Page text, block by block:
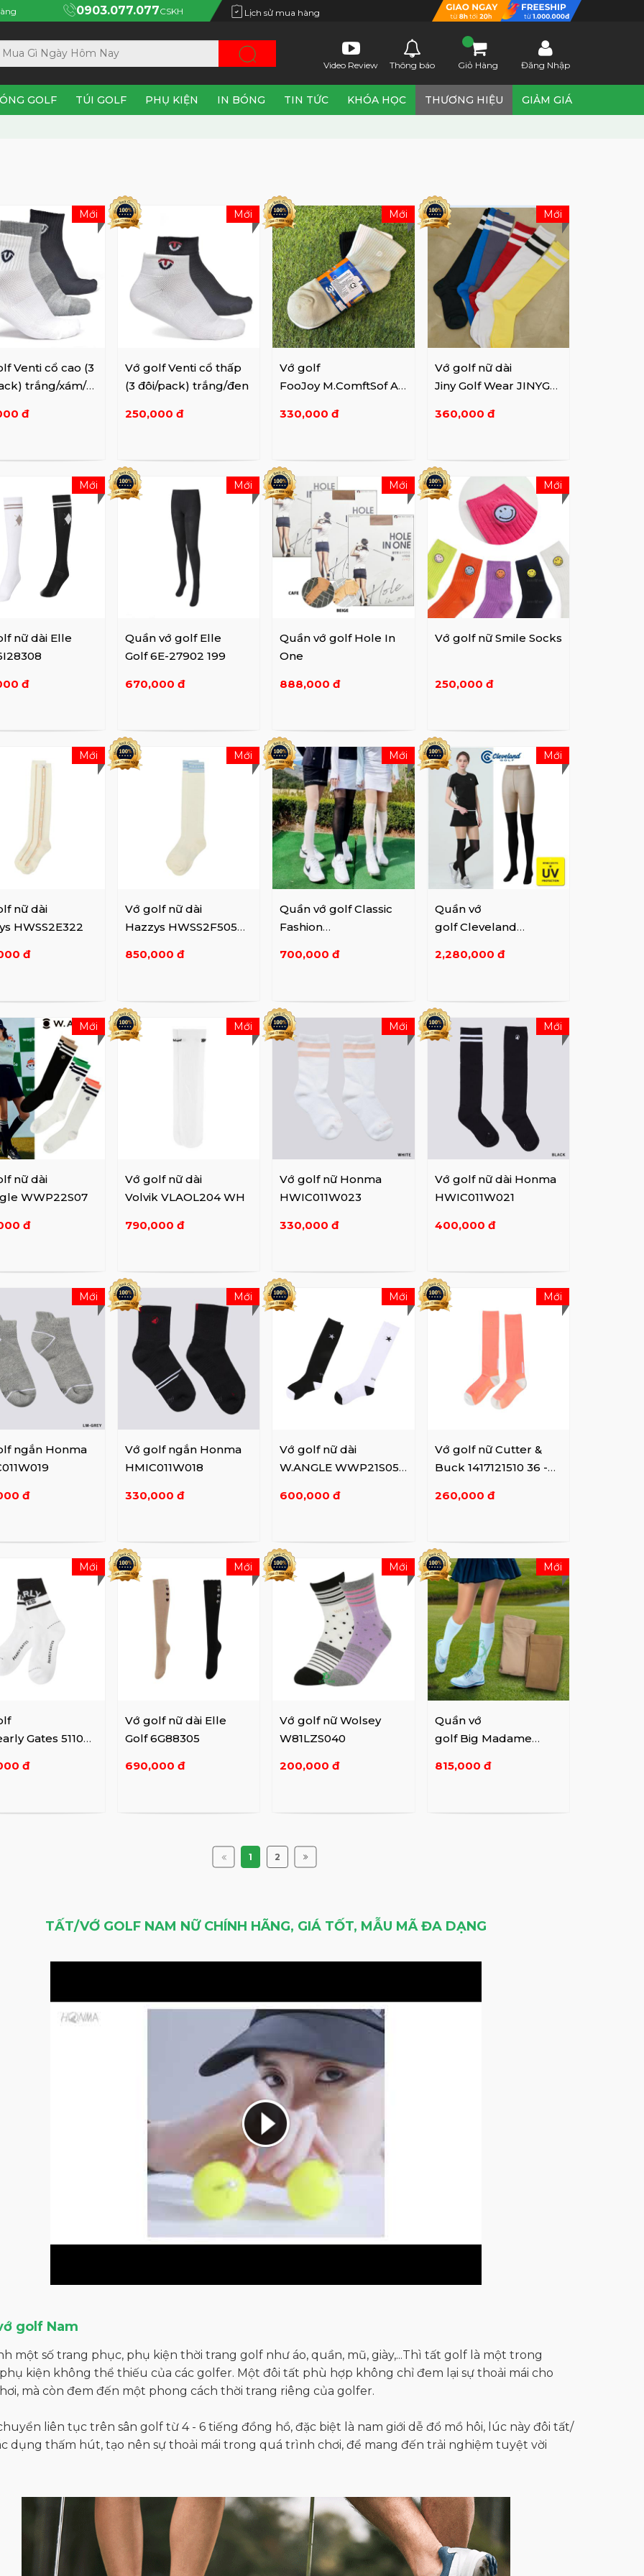
0903.077.077CSKH Lịch sử mua hàng
Video Review Thông báo Giỏ Hàng Đăng Nhập
GOLF TÚI GOLF PHỤ KIỆN IN BÓNG TIN TỨC KHÓA HỌC THƯƠNG HIỆU GIẢM GIÁ
Venti cổ cao (3
trắng/xám/
đ
Mới
Vớ golf Venti cổ thấp
(3 đôi/pack) trắng/đen
250,000 đ
Mới
Vớ golf
FooJoy M.ComftSof AS
330,000 đ
Mới
Vớ golf nữ dài
Jiny Golf Wear JINYGO
360,000 đ
Mới
nữ dài Elle
đ
Mới
Quần vớ golf Elle
Golf 6E-27902 199
670,000 đ
Mới
Quần vớ golf Hole In
One
888,000 đ
Mới
Vớ golf nữ Smile Socks
250,000 đ
Mới
nữ dài
HWSS2E322
đ
Mới
Vớ golf nữ dài
Hazzys HWSS2F505
850,000 đ
Mới
Quần vớ golf Classic
Fashion
5090856
700,000 đ
Mới
Quần vớ
golf Cleveland
Long Black
2,280,000 đ
Mới
nữ dài
WWP22S07
đ
Mới
Vớ golf nữ dài
Volvik VLAOL204 WH
790,000 đ
Mới
Vớ golf nữ Honma
HWIC011W023
330,000 đ
Mới
Vớ golf nữ dài Honma
HWIC011W021
400,000 đ
Mới
ngắn Honma
đ
Mới
Vớ golf ngắn Honma
HMIC011W018
330,000 đ
Mới
Vớ golf nữ dài
W.ANGLE WWP21S05 -
600,000 đ
Mới
Vớ golf nữ Cutter &
Buck 1417121510 36 -
260,000 đ
Mới
Gates 51106S
đ
Mới
Vớ golf nữ dài Elle
Golf 6G88305
690,000 đ
Mới
Vớ golf nữ Wolsey
W81LZS040
200,000 đ
Mới
Quần vớ
golf Big Madame
815,000 đ
Mới
1 2
TẤT/VỚ GOLF NAM NỮ CHÍNH HÃNG, GIÁ TỐT, MẪU MÃ ĐA DẠNG
golf Nam
một số trang phục, phụ kiện thời trang golf như áo, quần, mũ, giày,...Thì tất golf là một trong
kiện không thể thiếu của các golfer. Một đôi tất phù hợp không chỉ đem lại sự thoải mái cho
mà còn đem đến một phong cách thời trang riêng của golfer.
liên tục trên sân golf từ 4 - 6 tiếng đồng hồ, đặc biệt là nam giới dễ đổ mồ hôi, lúc này đôi tất/
dụng thấm hút, tạo nên sự thoải mái trong quá trình chơi, để mang đến trải nghiệm tuyệt vời